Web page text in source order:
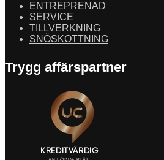
ENTREPRENAD
SERVICE
TILLVERKNING
SNÖSKOTTNING
Trygg affärspartner